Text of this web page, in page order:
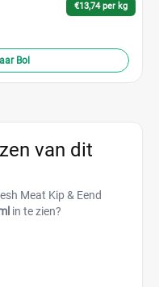
€13,74 per kg
Bol
van dit
Meat Kip & Eend
in te zien?